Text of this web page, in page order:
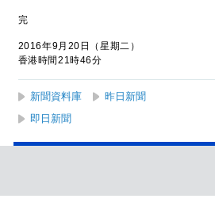
完
2016年9月20日（星期二）
香港時間21時46分
新聞資料庫
昨日新聞
即日新聞